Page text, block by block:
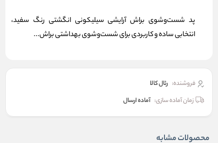
پد شست‌وشوی براش آرایشی سیلیکونی انگشتی رنگ سفید،
انتخابی ساده و کاربردی برای شست‌وشوی بهداشتی براش‌...
فروشنده: رئال كالا
زمان آماده سازی: آماده ارسال
محصولات مشابه